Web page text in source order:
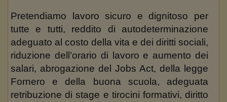
Pretendiamo lavoro sicuro e dignitoso per
tutte e tutti, reddito di autodeterminazione
adeguato al costo della vita e dei diritti sociali,
riduzione dell’orario di lavoro e aumento dei
salari, abrogazione del Jobs Act, della legge
Fornero e della buona scuola, adeguata
retribuzione di stage e tirocini formativi, diritto